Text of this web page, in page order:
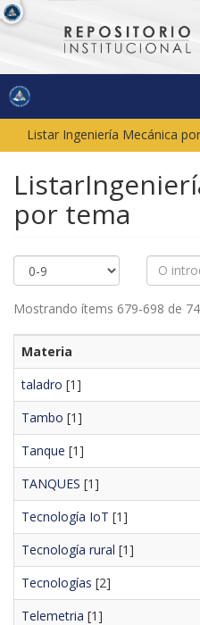
Listar Ingeniería Mecánica
por tema
Mostrando ítems 679-698 de
Materia
taladro [1]
Tambo [1]
Tanque [1]
TANQUES [1]
Tecnología IoT [1]
Tecnología rural [1]
Tecnologías [2]
Telemetria [1]